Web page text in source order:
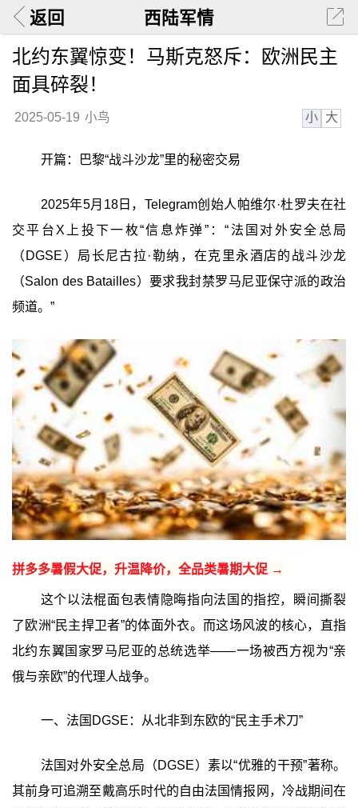
返回 西陆军情
北约东翼惊变！马斯克怒斥：欧洲民主
面具碎裂！
2025-05-19 小鸟 小 大
开篇：巴黎“战斗沙龙”里的秘密交易
2025年5月18日，Telegram创始人帕维尔·杜罗夫在社
交平台X上投下一枚“信息炸弹”：“法国对外安全总局
（DGSE）局长尼古拉·勒纳，在克里永酒店的战斗沙龙
（Salon des Batailles）要求我封禁罗马尼亚保守派的政治
频道。”
拼多多暑假大促，升温降价，全品类暑期大促 →
这个以法棍面包表情隐晦指向法国的指控，瞬间撕裂
了欧洲“民主捍卫者”的体面外衣。而这场风波的核心，直指
北约东翼国家罗马尼亚的总统选举——一场被西方视为“亲
俄与亲欧”的代理人战争。
一、法国DGSE：从北非到东欧的“民主手术刀”
法国对外安全总局（DGSE）素以“优雅的干预”著称。
其前身可追溯至戴高乐时代的自由法国情报网，冷战期间在